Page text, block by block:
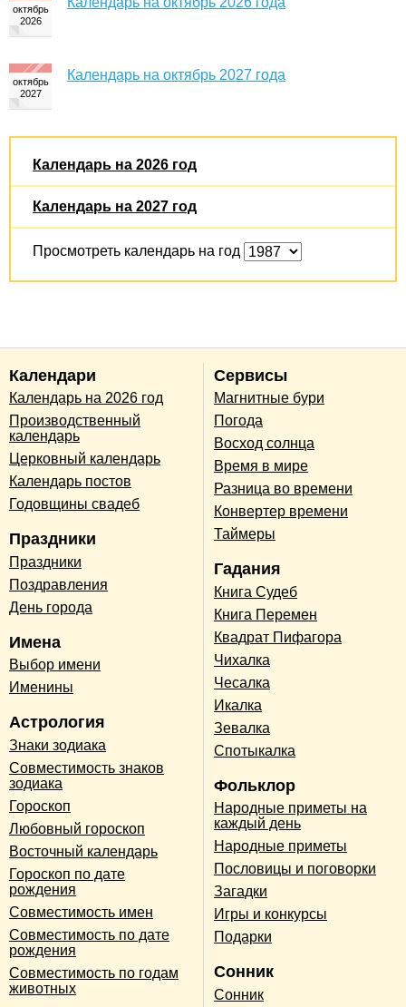
Календарь на октябрь 2027 года
Календарь на 2026 год
Календарь на 2027 год
Просмотреть календарь на год
Календари
Календарь на 2026 год
Производственный
календарь
Церковный календарь
Календарь постов
Годовщины свадеб
Праздники
Праздники
Поздравления
День города
Имена
Выбор имени
Именины
Астрология
Знаки зодиака
Совместимость знаков
зодиака
Гороскоп
Любовный гороскоп
Восточный календарь
Гороскоп по дате
рождения
Совместимость имен
Совместимость по дате
рождения
Совместимость по годам
животных
Сервисы
Магнитные бури
Погода
Восход солнца
Время в мире
Разница во времени
Конвертер времени
Таймеры
Гадания
Книга Судеб
Книга Перемен
Квадрат Пифагора
Чихалка
Чесалка
Икалка
Зевалка
Спотыкалка
Фольклор
Народные приметы на
каждый день
Народные приметы
Пословицы и поговорки
Загадки
Игры и конкурсы
Подарки
Сонник
Сонник